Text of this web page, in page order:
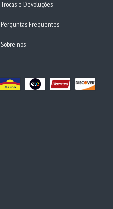
Trocas e Devoluções
Perguntas Frequentes
Sobre nós